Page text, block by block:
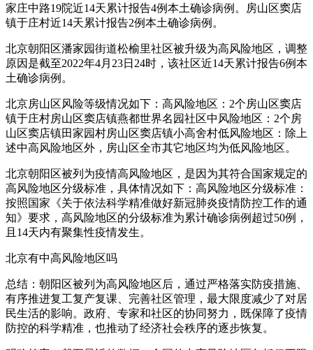
家庄中路19院近14天累计报告4例本土确诊病例。房山区窦店
镇于庄村近14天累计报告2例本土确诊病例。
北京朝阳区潘家园街道松榆里社区被升级为高风险地区，调整
原因是截至2022年4月23日24时，该社区近14天累计报告6例本
土确诊病例。
北京房山区风险等级情况如下：高风险地区：2个房山区窦店
镇于庄村房山区窦店镇燕都世界名园社区中风险地区：2个房
山区窦店镇田家园村房山区窦店镇小高舍村低风险地区：除上
述中高风险地区外，房山区全市其它地区均为低风险地区。
北京朝阳区被列为疫情高风险地区，是因为其符合国家规定的
高风险地区分级标准，具体情况如下：高风险地区分级标准：
按照国家《关于依法科学精准做好新冠肺炎疫情防控工作的通
知》要求，高风险地区的分级标准为累计确诊病例超过50例，
且14天内有聚集性疫情发生。
北京有中高风险地区吗
总结：朝阳区被列为高风险地区后，通过严格落实防疫措施、
有序推进复工复产复课、完善社区管理，最大限度减少了对居
民生活的影响。政府、专家和社区的协同努力，既保障了疫情
防控的科学精准，也推动了经济社会秩序的逐步恢复。